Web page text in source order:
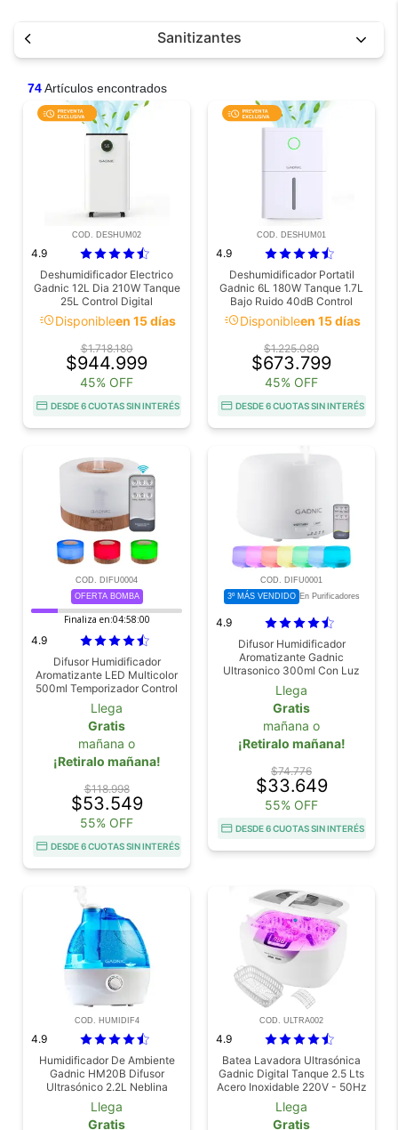
Sanitizantes
74Artículos encontrados
COD. DESHUM02
4.9
Deshumidificador Electrico
Gadnic 12L Dia 210W Tanque
25L Control Digital
Temporizador 24h 46 dB
R290 15 m2
acuteDisponibleen 15 días
$1.718.180
$944.999
45% OFF
DESDE 6 CUOTAS SIN INTERÉS
COD. DESHUM01
4.9
Deshumidificador Portatil
Gadnic 6L 180W Tanque 1.7L
Bajo Ruido 40dB Control
Electronico
acuteDisponibleen 15 días
$1.225.089
$673.799
45% OFF
DESDE 6 CUOTAS SIN INTERÉS
COD. DIFU0004
OFERTA BOMBA
Finaliza en:04:57:59
4.9
Difusor Humidificador
Aromatizante LED Multicolor
500ml Temporizador Control
Remoto Uso Prolongado 30hs
Llega
Gratis
mañana o
¡Retiralo mañana!
$118.998
$53.549
55% OFF
DESDE 6 CUOTAS SIN INTERÉS
COD. DIFU0001
3º MÁS VENDIDO En Purificadores
4.9
Difusor Humidificador
Aromatizante Gadnic
Ultrasonico 300ml Con Luz
LED Compatible Con Aceites
Esenciales Apagado
Automatico
Llega
Gratis
mañana o
¡Retiralo mañana!
$74.776
$33.649
55% OFF
DESDE 6 CUOTAS SIN INTERÉS
COD. HUMIDIF4
4.9
Humidificador De Ambiente
Gadnic HM20B Difusor
Ultrasónico 2.2L Neblina
Continua Boquilla 360 Grados
Apagado Automatico Hasta
20 m2
Llega
Gratis
COD. ULTRA002
4.9
Batea Lavadora Ultrasónica
Gadnic Digital Tanque 2.5 Lts
Acero Inoxidable 220V - 50Hz
170W
Llega
Gratis